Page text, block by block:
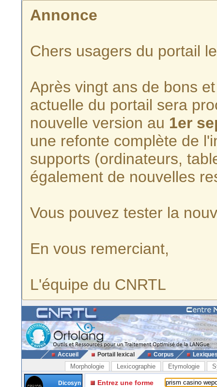
Annonce
Chers usagers du portail
Après vingt ans de bons
actuelle du portail sera
nouvelle version au 1er
une refonte complète de
supports (ordinateurs,
également de nouvelles
Vous pouvez tester la
En vous remerciant,
L'équipe du CNRTL
Accueil Portail lexical Corpus
Morphologie Lexicographie Etymologie
Dicosyn
Entrez une forme